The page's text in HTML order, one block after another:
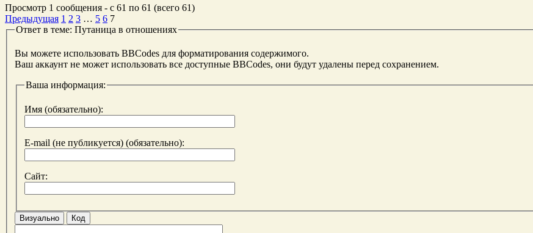
Просмотр 1 сообщения - с 61 по 61 (всего 61)
Предыдущая 1 2 3 … 5 6 7
Ответ в теме: Путаница в отношениях
Вы можете использовать BBCodes для форматирования содержимого.
Ваш аккаунт не может использовать все доступные BBCodes, они будут удалены перед сохранением.
Ваша информация:
Имя (обязательно):
E-mail (не публикуется) (обязательно):
Сайт:
Визуально Код